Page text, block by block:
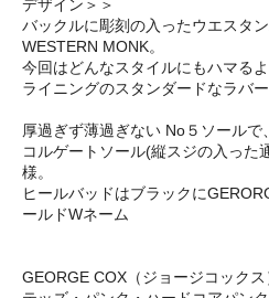
デザイン＞＞
バックルに彫刻の入ったウエスタ
WESTERN MONK。
今回はどんなスタイルにもハマる
ライニングのスタンダードなラバー
厚過ぎず薄過ぎない No５ソールで、
コルゲートソール(縦スジの入った
様。
ヒールバッドはブラックに
ールドWネーム
GEORGE COX（ジョージコックス